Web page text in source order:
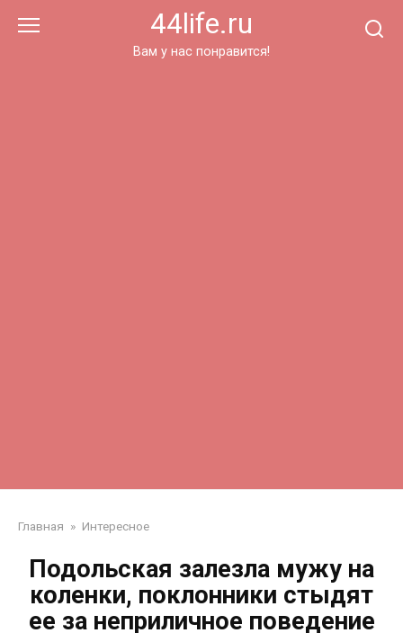
44life.ru
Вам у нас понравится!
Главная » Интересное
Подольская залезла мужу на
коленки, поклонники стыдят
ее за неприличное поведение